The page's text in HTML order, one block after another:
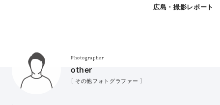
広島・撮影レポート
Photographer
other
［ その他フォトグラファー ］